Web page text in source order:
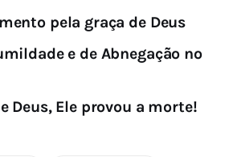
pela graça de Deus
e de Abnegação no
Deus, Ele provou a morte!